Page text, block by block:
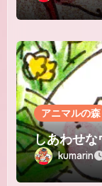
アニマルの森
しあわせな
kumarin